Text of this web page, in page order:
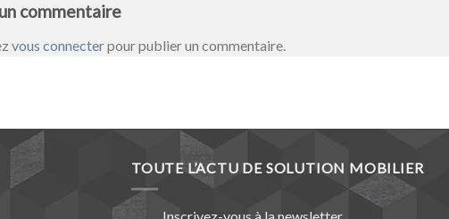
commentaire
vous connecterpour publier un commentaire.
TOUTE L’ACTU DE SOLUTION MOBILIER